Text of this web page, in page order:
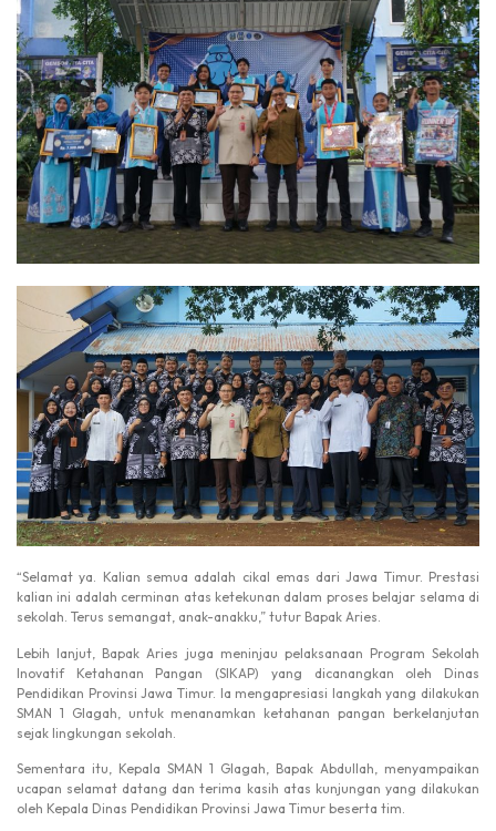
“Selamat ya. Kalian semua adalah cikal emas dari Jawa Timur. Prestasi
kalian ini adalah cerminan atas ketekunan dalam proses belajar selama di
sekolah. Terus semangat, anak-anakku,” tutur Bapak Aries.
Lebih lanjut, Bapak Aries juga meninjau pelaksanaan Program Sekolah
Inovatif Ketahanan Pangan (SIKAP) yang dicanangkan oleh Dinas
Pendidikan Provinsi Jawa Timur. Ia mengapresiasi langkah yang dilakukan
SMAN 1 Glagah, untuk menanamkan ketahanan pangan berkelanjutan
sejak lingkungan sekolah.
Sementara itu, Kepala SMAN 1 Glagah, Bapak Abdullah, menyampaikan
ucapan selamat datang dan terima kasih atas kunjungan yang dilakukan
oleh Kepala Dinas Pendidikan Provinsi Jawa Timur beserta tim.